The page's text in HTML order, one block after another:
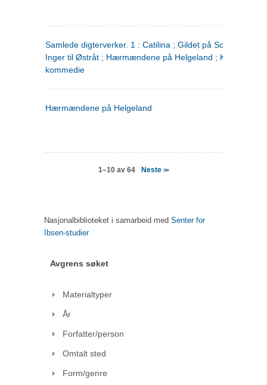
Samlede digterverker. 1 : Catilina ; Gildet på Solhaug ; Fru
Inger til Østråt ; Hærmændene på Helgeland ;
kommedie
Hærmændene på Helgeland
1–10 av 64 Neste>>
Nasjonalbiblioteket i samarbeid med Senter for
Ibsen-studier
Avgrens søket
Materialtyper
År
Forfatter/person
Omtalt sted
Form/genre